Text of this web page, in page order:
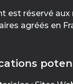
est réservé aux
agréés en